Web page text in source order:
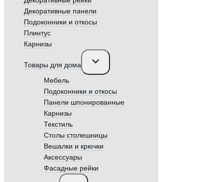
Декоративные панели
Подоконники и откосы
Плинтус
Карнизы
Товары для дома
Переключить
дочернее
Мебель
Подоконники и откосы
Панели шпонированные
Карнизы
Текстиль
Столы столешницы
Вешалки и крючки
Аксессуары
Фасадные рейки